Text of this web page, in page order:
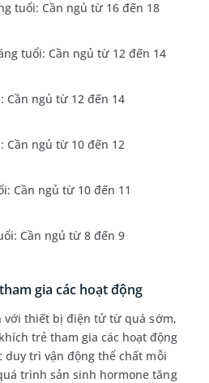
tuổi: Cần ngủ từ 16 đến 18
tuổi: Cần ngủ từ 12 đến 14
Cần ngủ từ 12 đến 14
Cần ngủ từ 10 đến 12
Cần ngủ từ 10 đến 11
Cần ngủ từ 8 đến 9
gia các hoạt động
với thiết bị điện tử từ quá sớm,
trẻ tham gia các hoạt động
duy trì vận động thể chất mỗi
trình sản sinh hormone tăng